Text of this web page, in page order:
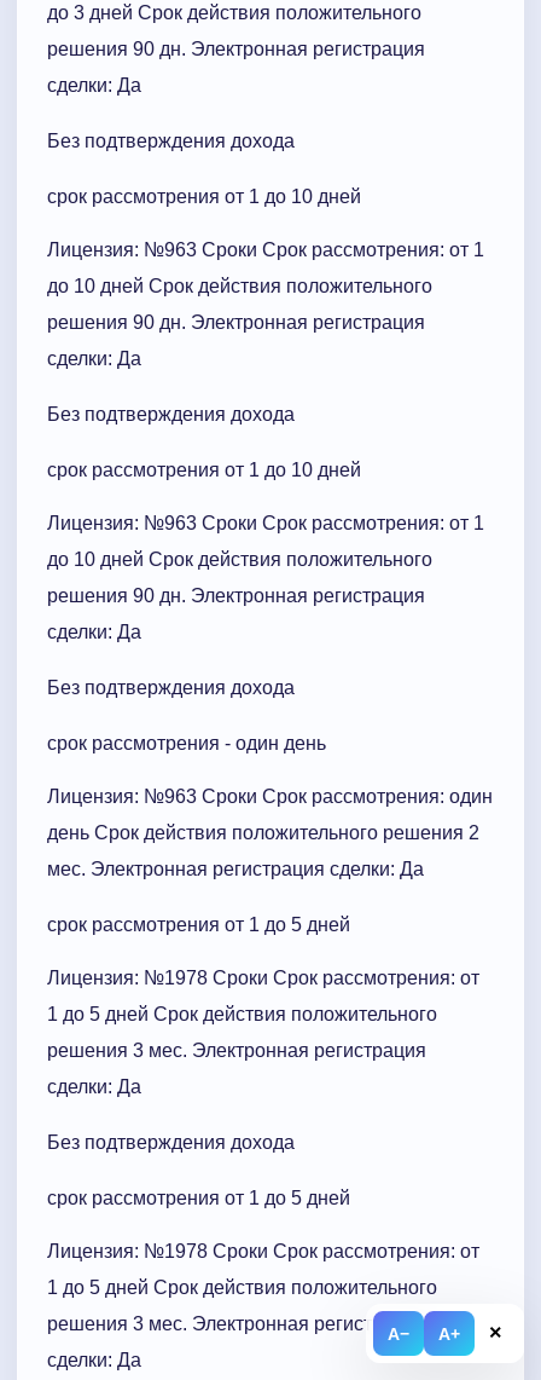
A− A+ ×
до 3 дней Срок действия положительного
решения 90 дн. Электронная регистрация
сделки: Да
Без подтверждения дохода
срок рассмотрения от 1 до 10 дней
Лицензия: №963 Сроки Cрок рассмотрения: от 1
до 10 дней Срок действия положительного
решения 90 дн. Электронная регистрация
сделки: Да
Без подтверждения дохода
срок рассмотрения от 1 до 10 дней
Лицензия: №963 Сроки Cрок рассмотрения: от 1
до 10 дней Срок действия положительного
решения 90 дн. Электронная регистрация
сделки: Да
Без подтверждения дохода
срок рассмотрения - один день
Лицензия: №963 Сроки Cрок рассмотрения: один
день Срок действия положительного решения 2
мес. Электронная регистрация сделки: Да
срок рассмотрения от 1 до 5 дней
Лицензия: №1978 Сроки Cрок рассмотрения: от
1 до 5 дней Срок действия положительного
решения 3 мес. Электронная регистрация
сделки: Да
Без подтверждения дохода
срок рассмотрения от 1 до 5 дней
Лицензия: №1978 Сроки Cрок рассмотрения: от
1 до 5 дней Срок действия положительного
решения 3 мес. Электронная регистрация
сделки: Да